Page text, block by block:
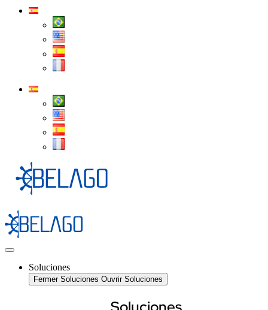
Soluciones
Fermer Soluciones Ouvrir Soluciones